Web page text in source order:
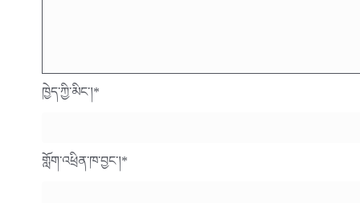
ཁྱེད་ཀྱི་མིང་།*
གློག་འཕྲིན་ཁ་བྱང་།*